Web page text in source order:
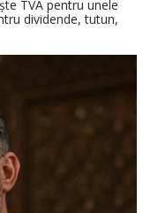
TVA pentru unele
dividende, tutun,